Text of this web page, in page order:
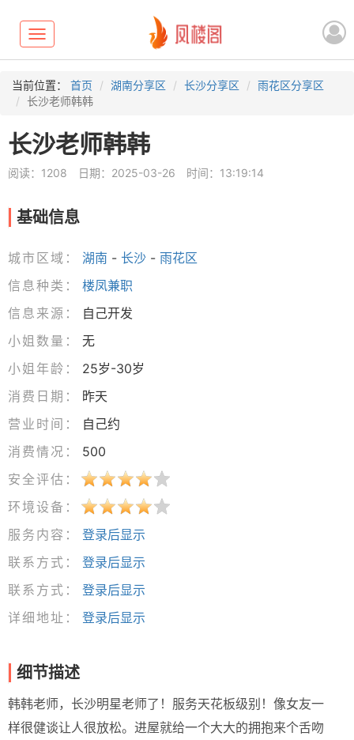
Toggle
navigation
当前位置： 首页 湖南分享区 长沙分享区
雨花区分享区
长沙老师韩韩
长沙老师韩韩
阅读：1208 日期：2025-03-26 时间：13:19:14
基础信息
城市区域： 湖南 - 长沙 - 雨花区
信息种类：
楼凤兼职
信息来源：
自己开发
小姐数量：
无
小姐年龄：
25岁-30岁
消费日期：
昨天
营业时间：
自己约
消费情况：
500
安全评估：
环境设备：
服务内容：
登录后显示
联系方式：
登录后显示
联系方式：
登录后显示
详细地址：
登录后显示
细节描述
韩韩老师，长沙明星老师了！服务天花板级别！像女友一
样很健谈让人很放松。进屋就给一个大大的拥抱来个舌吻